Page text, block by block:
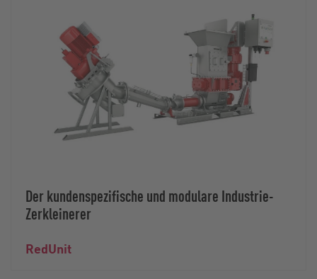
Der kundenspezifische und modulare Industrie-
Zerkleinerer
RedUnit